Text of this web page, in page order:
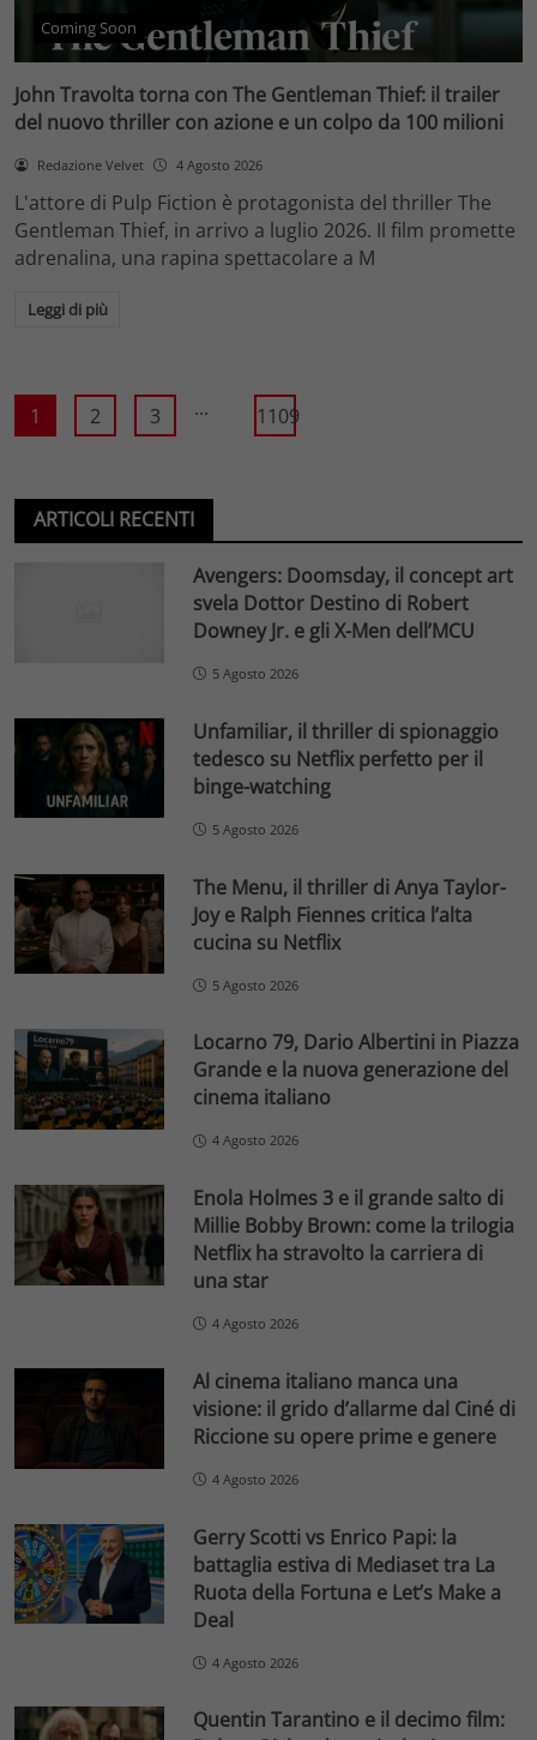
Coming Soon
John Travolta torna con The Gentleman Thief: il trailer
del nuovo thriller con azione e un colpo da 100 milioni
Redazione Velvet 4 Agosto 2026
L'attore di Pulp Fiction è protagonista del thriller The
Gentleman Thief, in arrivo a luglio 2026. Il film promette
adrenalina, una rapina spettacolare a M
Leggi di più
1 2 3 ... 1109
ARTICOLI RECENTI
Avengers: Doomsday, il concept art
svela Dottor Destino di Robert
Downey Jr. e gli X-Men dell’MCU
5 Agosto 2026
Unfamiliar, il thriller di spionaggio
tedesco su Netflix perfetto per il
binge-watching
5 Agosto 2026
The Menu, il thriller di Anya Taylor-
Joy e Ralph Fiennes critica l’alta
cucina su Netflix
5 Agosto 2026
Locarno 79, Dario Albertini in Piazza
Grande e la nuova generazione del
cinema italiano
4 Agosto 2026
Enola Holmes 3 e il grande salto di
Millie Bobby Brown: come la trilogia
Netflix ha stravolto la carriera di
una star
4 Agosto 2026
Al cinema italiano manca una
visione: il grido d’allarme dal Ciné di
Riccione su opere prime e genere
4 Agosto 2026
Gerry Scotti vs Enrico Papi: la
battaglia estiva di Mediaset tra La
Ruota della Fortuna e Let’s Make a
Deal
4 Agosto 2026
Quentin Tarantino e il decimo film: